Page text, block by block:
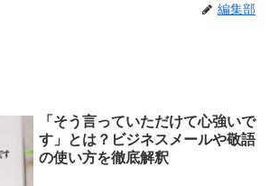
編集部
「そう言っていただけて心強いで
す」とは？ビジネスメールや敬語
の使い方を徹底解釈